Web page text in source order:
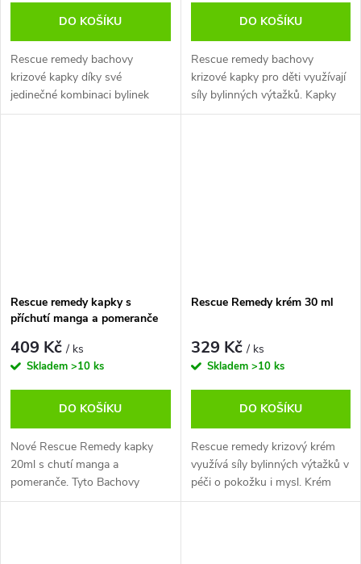
DO KOŠÍKU
Rescue remedy bachovy
krizové kapky díky své
jedinečné kombinaci bylinek
uklidňují mysl, zbavují stresu a
DO KOŠÍKU
Rescue remedy bachovy
krizové kapky pro děti využívají
síly bylinných výtažků. Kapky
díky jedinečné kombinaci
Rescue remedy kapky s
příchutí manga a pomeranče
409 Kč/ ks
Skladem >10 ks
DO KOŠÍKU
Nové Rescue Remedy kapky
20ml s chutí manga a
pomeranče. Tyto Bachovy
květové esence (kapky) jsou
Rescue Remedy krém 30 ml
329 Kč/ ks
Skladem >10 ks
DO KOŠÍKU
Rescue remedy krizový krém
využívá síly bylinných výtažků v
péči o pokožku i mysl. Krém
díky jedinečné kombinaci